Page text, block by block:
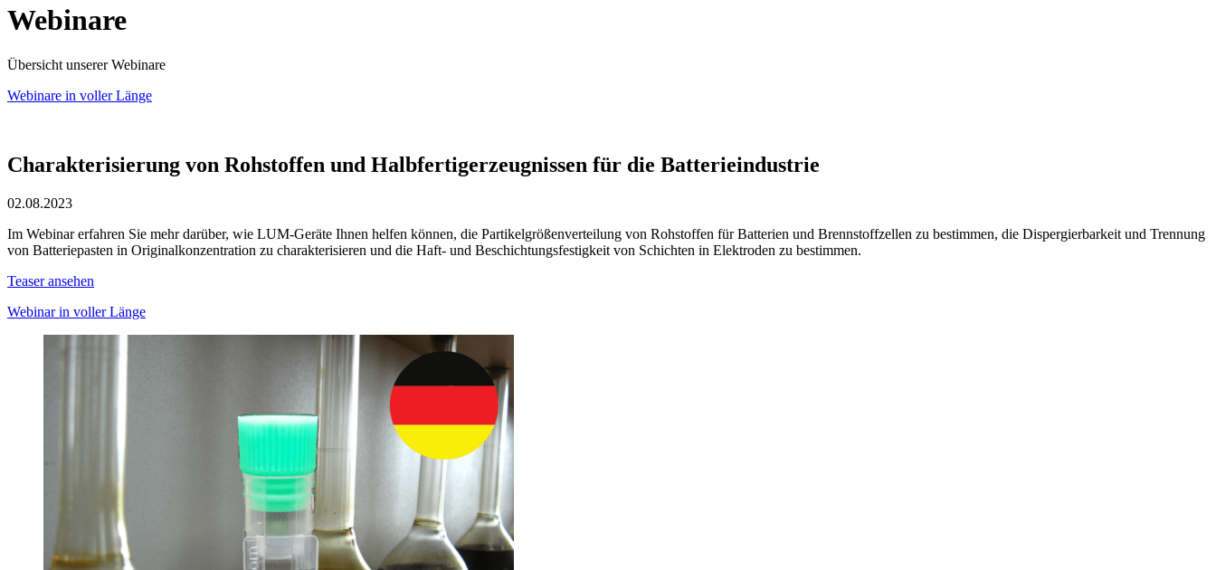
Webinare
Übersicht unserer Webinare
Webinare in voller Länge
Charakterisierung von Rohstoffen und Halbfertigerzeugnissen für die Batterieindustrie
02.08.2023
Im Webinar erfahren Sie mehr darüber, wie LUM-Geräte Ihnen helfen können, die Partikelgrößenverteilung von Rohstoffen für Batterien und Brennstoffzellen zu bestimmen, die Dispergierbarkeit und Trennung
von Batteriepasten in Originalkonzentration zu charakterisieren und die Haft- und Beschichtungsfestigkeit von Schichten in Elektroden zu bestimmen.
Teaser ansehen
Webinar in voller Länge